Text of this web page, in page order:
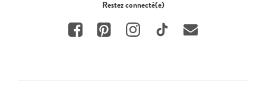
Restez connecté(e)